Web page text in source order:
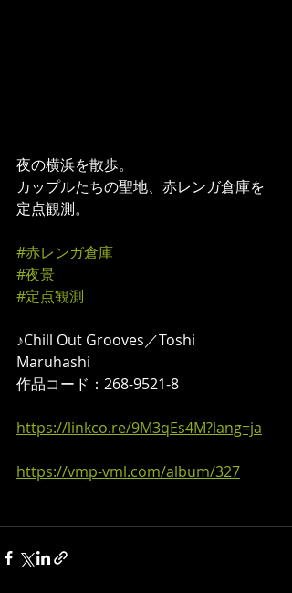
夜の横浜を散歩。
カップルたちの聖地、赤レンガ倉庫を
定点観測。
#赤レンガ倉庫
#夜景
#定点観測
♪Chill Out Grooves／Toshi
Maruhashi
作品コード：268-9521-8
https://linkco.re/9M3qEs4M?lang=ja
https://vmp-vml.com/album/327